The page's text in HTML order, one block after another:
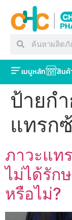
เมนูหลัก สินค้
ป้ายก
แทรก
ภาวะแท
ไม่ได้รัก
หรือไม่?